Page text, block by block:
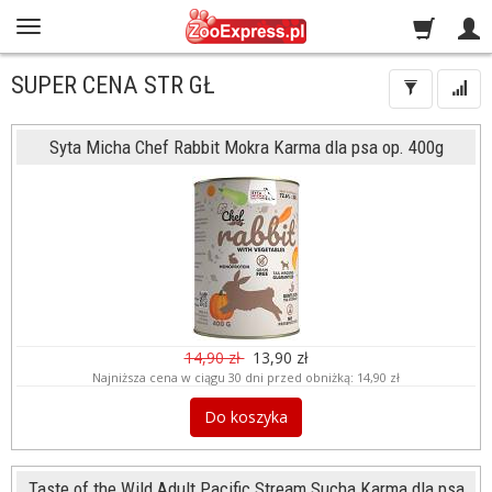
SUPER CENA STR GŁ
Syta Micha Chef Rabbit Mokra Karma dla psa op. 400g
14,90 zł 13,90 zł
Najniższa cena w ciągu 30 dni przed obniżką: 14,90 zł
Do koszyka